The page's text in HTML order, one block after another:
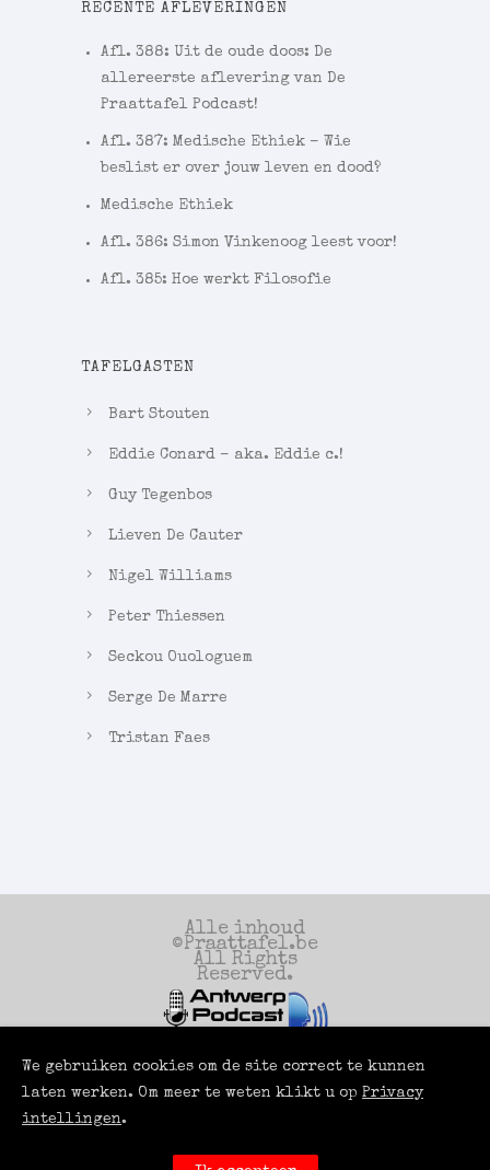
RECENTE AFLEVERINGEN
Afl. 388: Uit de oude doos: De
allereerste aflevering van De
Praattafel Podcast!
Afl. 387: Medische Ethiek – Wie
beslist er over jouw leven en dood?
Medische Ethiek
Afl. 386: Simon Vinkenoog leest voor!
Afl. 385: Hoe werkt Filosofie
TAFELGASTEN
Bart Stouten
Eddie Conard – aka. Eddie c.!
Guy Tegenbos
Lieven De Cauter
Nigel Williams
Peter Thiessen
Seckou Ouologuem
Serge De Marre
Tristan Faes
Alle inhoud
©Praattafel.be
All Rights
Reserved.
Een productie
van
Antwerp Podcast
We gebruiken cookies om de site correct te kunnen
laten werken. Om meer te weten klikt u op Privacy
intellingen.